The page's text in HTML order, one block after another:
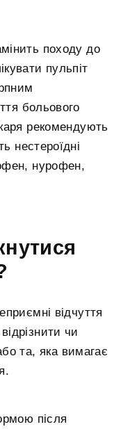
походу до
пульпіт
больового
рекомендують
нестероїдні
нурофен,
відчуття
чи
та, яка вимагає
після